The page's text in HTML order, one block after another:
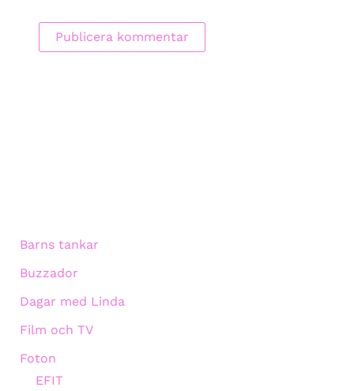
Barns tankar
Buzzador
Dagar med Linda
Film och TV
Foton
EFIT